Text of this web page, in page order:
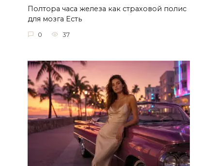
Полтора часа железа как страховой полис
для мозга Есть
0 37